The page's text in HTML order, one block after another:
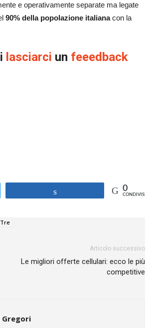
e operativamente separate ma legate
90% della popolazione italianacon la
lasciarci un feeedback
0
CONDIVISIONI
Articolo successivo
Le migliori offerte cellulari: ecco le più
competitive